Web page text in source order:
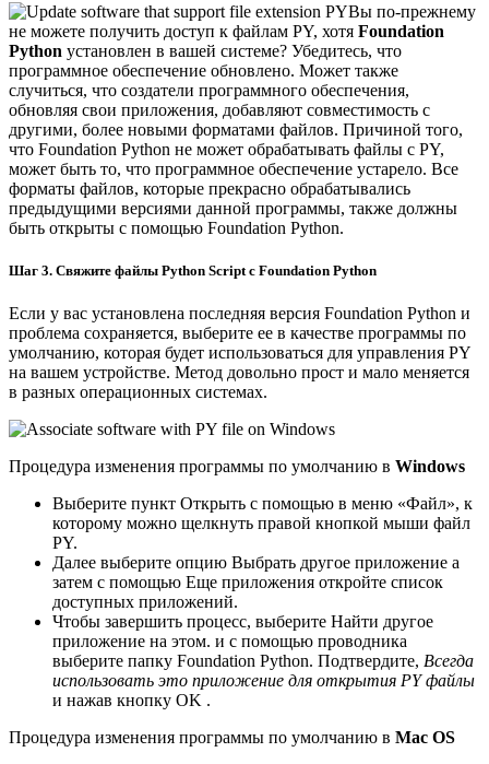
Вы по-прежнему
не можете получить доступ к файлам PY, хотя Foundation
Python установлен в вашей системе? Убедитесь, что
программное обеспечение обновлено. Может также
случиться, что создатели программного обеспечения,
обновляя свои приложения, добавляют совместимость с
другими, более новыми форматами файлов. Причиной того,
что Foundation Python не может обрабатывать файлы с PY,
может быть то, что программное обеспечение устарело. Все
форматы файлов, которые прекрасно обрабатывались
предыдущими версиями данной программы, также должны
быть открыты с помощью Foundation Python.
Шаг 3. Свяжите файлы Python Script с Foundation Python
Если у вас установлена последняя версия Foundation Python и
проблема сохраняется, выберите ее в качестве программы по
умолчанию, которая будет использоваться для управления PY
на вашем устройстве. Метод довольно прост и мало меняется
в разных операционных системах.
Процедура изменения программы по умолчанию в Windows
Выберите пункт Открыть с помощью в меню «Файл», к
которому можно щелкнуть правой кнопкой мыши файл
PY.
Далее выберите опцию Выбрать другое приложение а
затем с помощью Еще приложения откройте список
доступных приложений.
Чтобы завершить процесс, выберите Найти другое
приложение на этом. и с помощью проводника
выберите папку Foundation Python. Подтвердите, Всегда
использовать это приложение для открытия PY файлы
и нажав кнопку OK .
Процедура изменения программы по умолчанию в Mac OS